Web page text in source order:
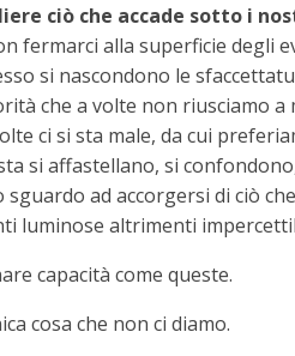
ciò che accade sotto i
fermarci alla superficie degli
si nascondono le
che a volte non riusciamo a
ci si sta male, da cui
si affastellano, si
ad accorgersi di ciò
luminose altrimenti
capacità come queste.
cosa che non ci diamo.